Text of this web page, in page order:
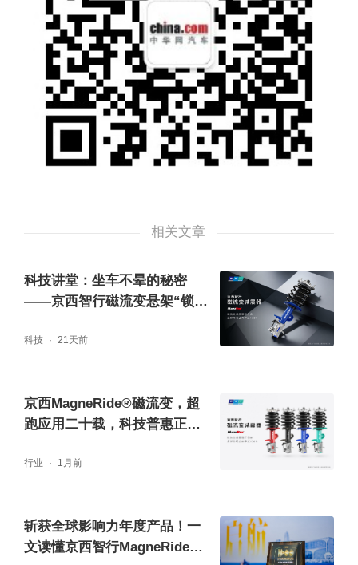
力深蓝L06实现“飞坡不跳、过弯不偏、过坎不
颠、刹车不点头”的全场景平稳表现
京西智行第四代MagneRide®磁流变悬架系
统，凭借其独特的技术，无需机械阀体，实现
阻尼调节的革命性突破。颠簸路面滤震彻底，
西智行磁流变悬架技术能够支持800牛至最高9
000牛的软硬调节范围，数倍于阀系减震器的
极限，为车辆提供更宽广的动态适应范围以及
智能驾驶辅助系统DEEPAL AD Max，采用端
到端智能辅助算法，配合两颗地平线J6M芯
片，全系标配1颗激光雷达、11颗高感知摄像
头、3颗毫米波雷达、12颗超声波雷达，构建
更扎实的感知与算力基础。为更好地适应中国
的复杂路况，系统基于超过30000个中国真实
相关文章
科技讲堂：坐车不晕的秘密
——京西智行磁流变悬架“锁
科技 21天前
京西MagneRide®磁流变，超
跑应用二十载，科技普惠正当
行业 1月前
斩获全球影响力年度产品！一
文读懂京西智行MagneRide®